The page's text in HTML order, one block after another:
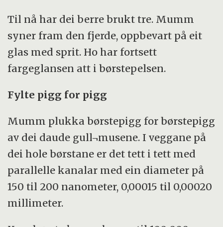
Til nå har dei berre brukt tre. Mumm
syner fram den fjerde, oppbevart på eit
glas med sprit. Ho har fortsett
fargeglansen att i børstepelsen.
Fylte pigg for pigg
Mumm plukka børstepigg for børstepigg
av dei daude gull¬musene. I veggane på
dei hole børstane er det tett i tett med
parallelle kanalar med ein diameter på
150 til 200 nanometer, 0,00015 til 0,00020
millimeter.